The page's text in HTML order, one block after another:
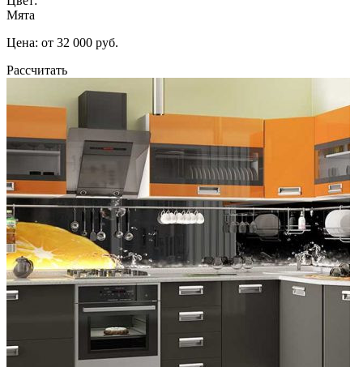
Мята
Цена: от 32 000 руб.
Рассчитать